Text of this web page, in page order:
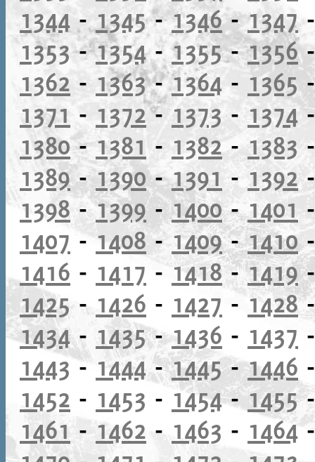
1344 - 1345-1346-1347
1353-1354- 1355-1356
1362 - 1363-1364 - 1365
1371 - 1372-1373 -1374
1380-1381 - 1382-1383
1389-1390-1391 -1392
1398 -1399-1400-1401
1407 -1408-1409-1410
1416 - 1417 -1418-1419
1425- 1426 - 1427 - 1428
1434- 1435-1436 - 1437
1443- 1444-1445-1446
1452 - 1453 - 1454-1455
1461 -1462 - 1463 - 1464